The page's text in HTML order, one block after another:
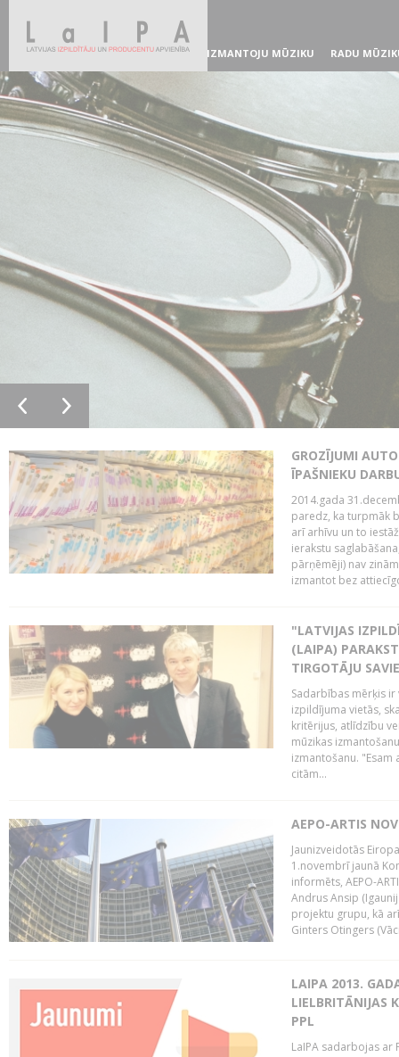
IZMANTOJU MŪZIKU RADU
GROZĪJUMI
ĪPAŠNIEKU
2014.gada
paredz, ka turpmāk
arī arhīvu un to
ierakstu
pārņēmēji) nav
izmantot bez
"LATVIJAS
(LAIPA)
TIRGOTĀJU
Sadarbības mērķis
izpildījuma vietās,
kritērijus, atlīdzību
mūzikas
izmantošanu.
citām...
AEPO-ARTIS
Jaunizveidotās
1.novembrī jaunā
informēts, AEPO-
Andrus Ansip
projektu grupu, kā
Ginters Otingers
LAIPA 2013.
LIELBRITĀNIJAS
PPL
LaIPA sadarbojas